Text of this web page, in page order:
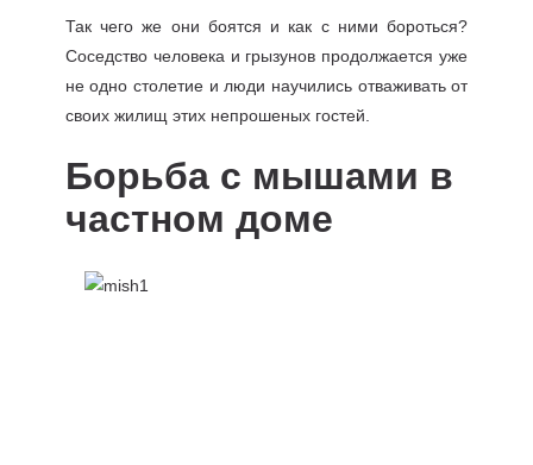
Так чего же они боятся и как с ними бороться?
Соседство человека и грызунов продолжается уже
не одно столетие и люди научились отваживать от
своих жилищ этих непрошеных гостей.
Борьба с мышами в
частном доме